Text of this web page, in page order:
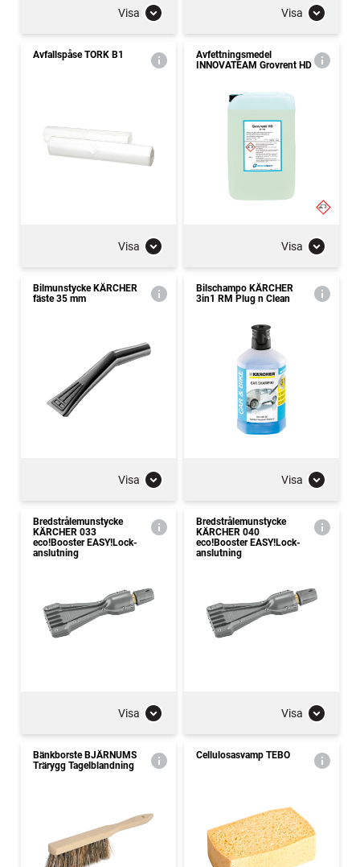
Visa Visa
Avfallspåse TORK B1
Visa
Avfettningsmedel
INNOVATEAM Grovrent HD
Visa
Bilmunstycke KÄRCHER
fäste 35 mm
Visa
Bilschampo KÄRCHER
3in1 RM Plug n Clean
Visa
Bredstrålemunstycke
KÄRCHER 033
eco!Booster EASY!Lock-
anslutning
Visa
Bredstrålemunstycke
KÄRCHER 040
eco!Booster EASY!Lock-
anslutning
Visa
Bänkborste BJÄRNUMS
Trärygg Tagelblandning
Cellulosasvamp TEBO